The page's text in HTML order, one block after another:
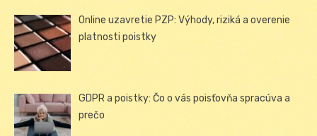
Online uzavretie PZP: Výhody, riziká a overenie
platnosti poistky
GDPR a poistky: Čo o vás poisťovňa spracúva a
prečo